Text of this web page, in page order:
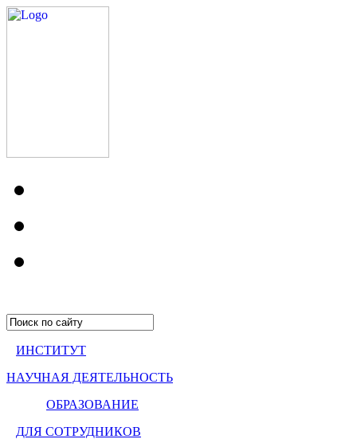
ИНСТИТУТ
НАУЧНАЯ ДЕЯТЕЛЬНОСТЬ
ОБРАЗОВАНИЕ
ДЛЯ СОТРУДНИКОВ